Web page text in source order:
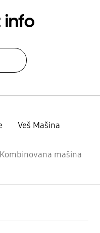
info
Veš Mašina
mašina